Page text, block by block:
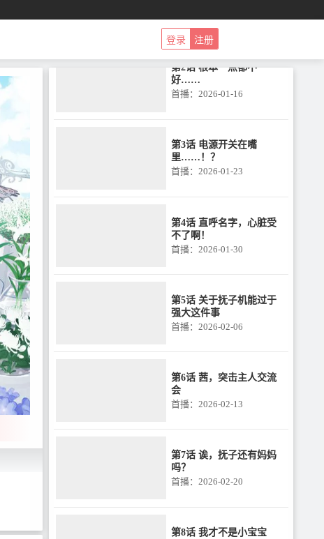
登录 注册
第2话 根本一点都不
好……
首播：2026-01-16
第3话 电源开关在嘴
里……！？
首播：2026-01-23
第4话 直呼名字，心脏受
不了啊！
首播：2026-01-30
第5话 关于抚子机能过于
强大这件事
首播：2026-02-06
第6话 茜，突击主人交流
会
首播：2026-02-13
第7话 诶，抚子还有妈妈
吗？
首播：2026-02-20
第8话 我才不是小宝宝